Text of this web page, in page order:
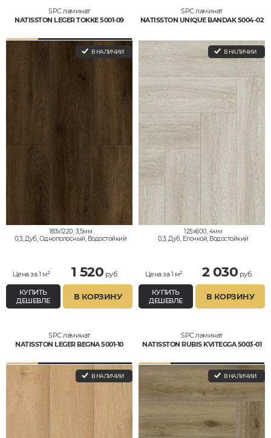
SPC ламинат
NATISSTON LEGER TOKKE 5001-09
В НАЛИЧИИ
183x1220, 3,5мм
0,3, Дуб, Однополосный, Водостойкий
Цена за 1 м² 1 520 руб.
КУПИТЬ
ДЕШЕВЛЕ
В КОРЗИНУ
SPC ламинат
NATISSTON UNIQUE BANDAK 5004-02
В НАЛИЧИИ
125x600, 4мм
0,3, Дуб, Елочкой, Водостойкий
Цена за 1 м² 2 030 руб.
КУПИТЬ
ДЕШЕВЛЕ
В КОРЗИНУ
SPC ламинат
NATISSTON LEGER BEGNA 5001-10
В НАЛИЧИИ
SPC ламинат
NATISSTON RUBIS KVITEGGA 5003-01
В НАЛИЧИИ